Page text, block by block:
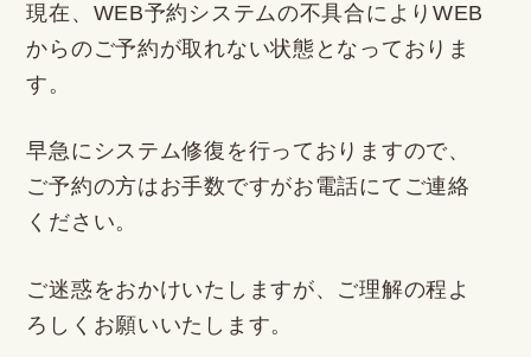
現在、WEB予約システムの不具合によりWEB
からのご予約が取れない状態となっておりま
す。
早急にシステム修復を行っておりますので、
ご予約の方はお手数ですがお電話にてご連絡
ください。
ご迷惑をおかけいたしますが、ご理解の程よ
ろしくお願いいたします。